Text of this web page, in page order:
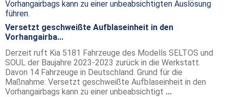
Versetzt geschweißte Aufblaseinheit in den
Vorhangairba...
Derzeit ruft Kia 5181 Fahrzeuge des Modells SELTOS und
SOUL der Baujahre 2023-2023 zurück in die Werkstatt.
Davon 14 Fahrzeuge in Deutschland. Grund für die
Maßnahme: Versetzt geschweißte Aufblaseinheit in den
Vorhangairbags kann zu einer unbeabsichtigt ...